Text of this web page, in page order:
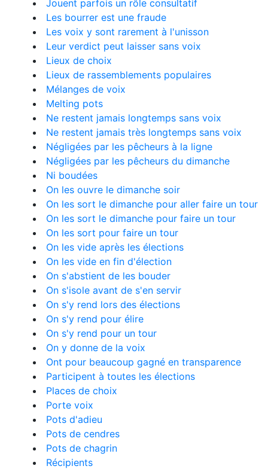
Jouent parfois un rôle consultatif
Les bourrer est une fraude
Les voix y sont rarement à l'unisson
Leur verdict peut laisser sans voix
Lieux de choix
Lieux de rassemblements populaires
Mélanges de voix
Melting pots
Ne restent jamais longtemps sans voix
Ne restent jamais très longtemps sans voix
Négligées par les pêcheurs à la ligne
Négligées par les pêcheurs du dimanche
Ni boudées
On les ouvre le dimanche soir
On les sort le dimanche pour aller faire un tour
On les sort le dimanche pour faire un tour
On les sort pour faire un tour
On les vide après les élections
On les vide en fin d'élection
On s'abstient de les bouder
On s'isole avant de s'en servir
On s'y rend lors des élections
On s'y rend pour élire
On s'y rend pour un tour
On y donne de la voix
Ont pour beaucoup gagné en transparence
Participent à toutes les élections
Places de choix
Porte voix
Pots d'adieu
Pots de cendres
Pots de chagrin
Récipients